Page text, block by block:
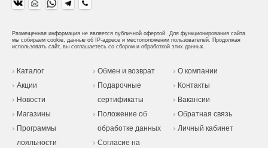
Размещенная информация не является публичной офертой. Для функционирования сайта
мы собираем cookie, данные об IP-адресе и местоположении пользователей. Продолжая
использовать сайт, вы соглашаетесь со сбором и обработкой этих данных.
Каталог
Акции
Новости
Магазины
Программы
лояльности
Обмен и возврат
Подарочные
сертификаты
Положение об
обработке данных
Согласие на
О компании
Контакты
Вакансии
Обратная связь
Личный кабинет